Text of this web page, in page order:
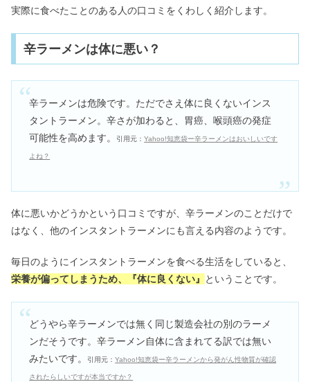
実際に食べたことのある人の口コミをくわしく紹介します。
辛ラーメンは体に悪い？
辛ラーメンは危険です。ただでさえ体に良くないインス
タントラーメン。辛さが加わると、胃癌、喉頭癌の発症
可能性を高めます。
引用元：Yahoo!知恵袋ー辛ラーメンはおいしいです
よね？
体に悪いかどうかという口コミですが、辛ラーメンのことだけで
はなく、他のインスタントラーメンにも言える内容のようです。
毎日のようにインスタントラーメンを食べる生活をしていると、
栄養が偏ってしまうため、『体に良くない』
ということです。
どうやら辛ラーメンでは無く同じ製造会社の別のラーメ
ンだそうです。辛ラーメン自体に含まれてる訳では無い
みたいです。
引用元：Yahoo!知恵袋ー辛ラーメンから発がん性物質が確認
されたらしいですが本当ですか？